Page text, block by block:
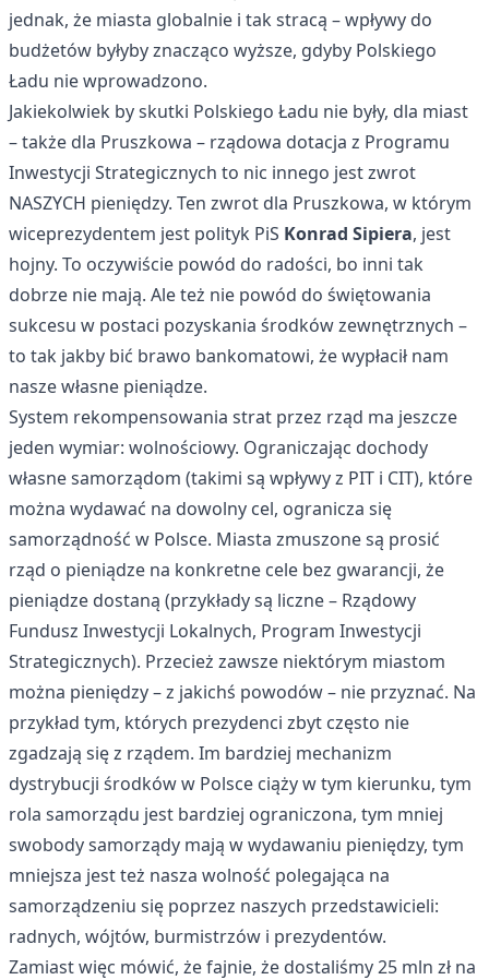
jednak, że miasta globalnie i tak stracą – wpływy do
budżetów byłyby znacząco wyższe, gdyby Polskiego
Ładu nie wprowadzono.
Jakiekolwiek by skutki Polskiego Ładu nie były, dla miast
– także dla Pruszkowa – rządowa dotacja z Programu
Inwestycji Strategicznych to nic innego jest zwrot
NASZYCH pieniędzy. Ten zwrot dla Pruszkowa, w którym
wiceprezydentem jest polityk PiS Konrad Sipiera, jest
hojny. To oczywiście powód do radości, bo inni tak
dobrze nie mają. Ale też nie powód do świętowania
sukcesu w postaci pozyskania środków zewnętrznych –
to tak jakby bić brawo bankomatowi, że wypłacił nam
nasze własne pieniądze.
System rekompensowania strat przez rząd ma jeszcze
jeden wymiar: wolnościowy. Ograniczając dochody
własne samorządom (takimi są wpływy z PIT i CIT), które
można wydawać na dowolny cel, ogranicza się
samorządność w Polsce. Miasta zmuszone są prosić
rząd o pieniądze na konkretne cele bez gwarancji, że
pieniądze dostaną (przykłady są liczne – Rządowy
Fundusz Inwestycji Lokalnych, Program Inwestycji
Strategicznych). Przecież zawsze niektórym miastom
można pieniędzy – z jakichś powodów – nie przyznać. Na
przykład tym, których prezydenci zbyt często nie
zgadzają się z rządem. Im bardziej mechanizm
dystrybucji środków w Polsce ciąży w tym kierunku, tym
rola samorządu jest bardziej ograniczona, tym mniej
swobody samorządy mają w wydawaniu pieniędzy, tym
mniejsza jest też nasza wolność polegająca na
samorządzeniu się poprzez naszych przedstawicieli:
radnych, wójtów, burmistrzów i prezydentów.
Zamiast więc mówić, że fajnie, że dostaliśmy 25 mln zł na